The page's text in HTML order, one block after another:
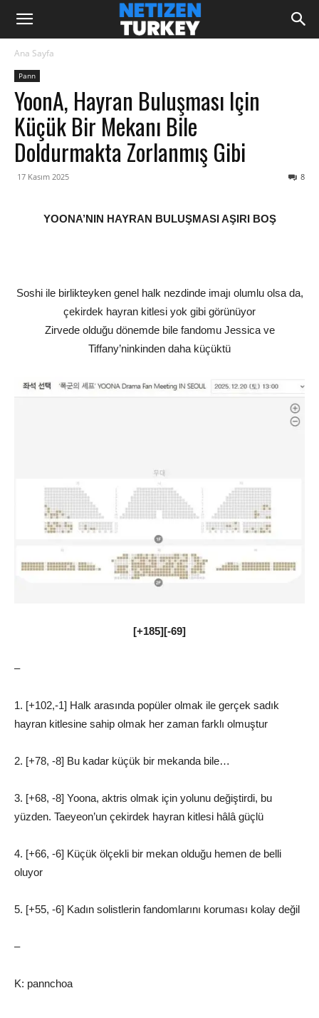
Ana Sayfa
Pann
YoonA, Hayran Buluşması Için
Küçük Bir Mekanı Bile
Doldurmakta Zorlanmış Gibi
17 Kasım 2025 8
YOONA’NIN HAYRAN BULUŞMASI AŞIRI BOŞ
Soshi ile birlikteyken genel halk nezdinde imajı olumlu olsa da,
çekirdek hayran kitlesi yok gibi görünüyor
Zirvede olduğu dönemde bile fandomu Jessica ve
Tiffany’ninkinden daha küçüktü
[+185][-69]
–
1. [+102,-1] Halk arasında popüler olmak ile gerçek sadık
hayran kitlesine sahip olmak her zaman farklı olmuştur
2. [+78, -8] Bu kadar küçük bir mekanda bile…
3. [+68, -8] Yoona, aktris olmak için yolunu değiştirdi, bu
yüzden. Taeyeon’un çekirdek hayran kitlesi hâlâ güçlü
4. [+66, -6] Küçük ölçekli bir mekan olduğu hemen de belli
oluyor
5. [+55, -6] Kadın solistlerin fandomlarını koruması kolay değil
–
K: pannchoa